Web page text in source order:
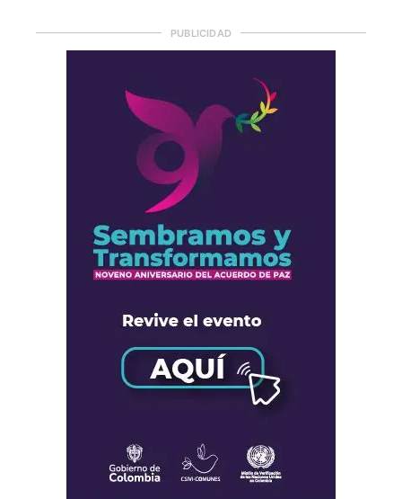
PUBLICIDAD